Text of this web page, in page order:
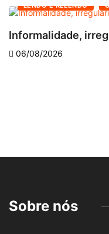
LENDO E RELENDO
Informalidade,
06/08/2026
Sobre nós